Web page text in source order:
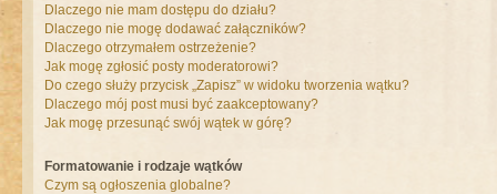
Dlaczego nie mam dostępu do działu?
Dlaczego nie mogę dodawać załączników?
Dlaczego otrzymałem ostrzeżenie?
Jak mogę zgłosić posty moderatorowi?
Do czego służy przycisk „Zapisz” w widoku tworzenia wątku?
Dlaczego mój post musi być zaakceptowany?
Jak mogę przesunąć swój wątek w górę?
Formatowanie i rodzaje wątków
Czym są ogłoszenia globalne?